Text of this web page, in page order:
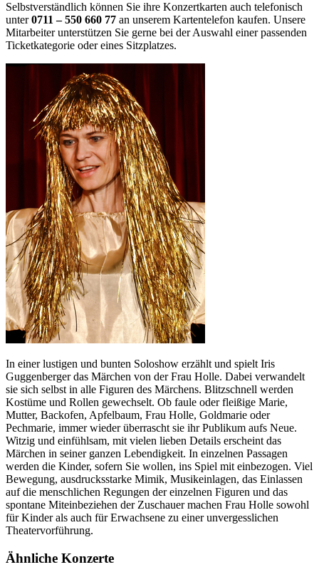
Selbstverständlich können Sie ihre Konzertkarten auch telefonisch
unter0711 – 550 660 77 an unserem Kartentelefon kaufen. Unsere
Mitarbeiter unterstützen Sie gerne bei der Auswahl einer passenden
Ticketkategorie oder eines Sitzplatzes.
In einer lustigen und bunten Soloshow erzählt und spielt Iris
Guggenberger das Märchen von der Frau Holle. Dabei verwandelt
sie sich selbst in alle Figuren des Märchens. Blitzschnell werden
Kostüme und Rollen gewechselt. Ob faule oder fleißige Marie,
Mutter, Backofen, Apfelbaum, Frau Holle, Goldmarie oder
Pechmarie, immer wieder überrascht sie ihr Publikum aufs Neue.
Witzig und einfühlsam, mit vielen lieben Details erscheint das
Märchen in seiner ganzen Lebendigkeit. In einzelnen Passagen
werden die Kinder, sofern Sie wollen, ins Spiel mit einbezogen. Viel
Bewegung, ausdrucksstarke Mimik, Musikeinlagen, das Einlassen
auf die menschlichen Regungen der einzelnen Figuren und das
spontane Miteinbeziehen der Zuschauer machen Frau Holle sowohl
für Kinder als auch für Erwachsene zu einer unvergesslichen
Theatervorführung.
Ähnliche Konzerte